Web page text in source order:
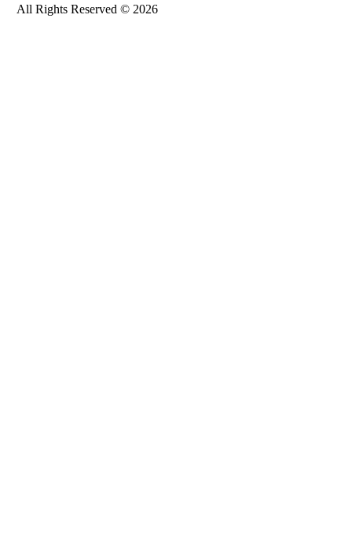
All Rights Reserved © 2026